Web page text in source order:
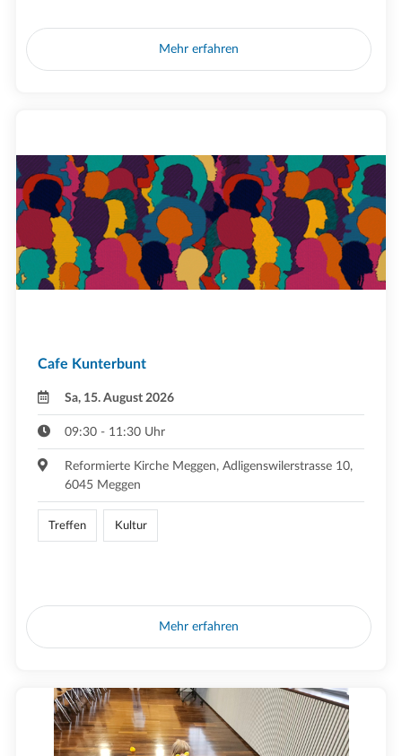
Mehr erfahren
Cafe Kunterbunt
Sa, 15. August 2026
09:30 - 11:30 Uhr
Reformierte Kirche Meggen, Adligenswilerstrasse 10,
6045 Meggen
Treffen Kultur
Mehr erfahren